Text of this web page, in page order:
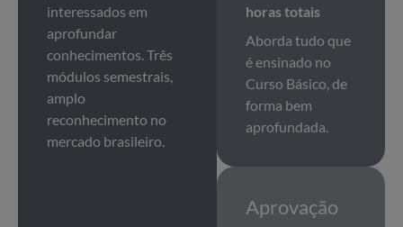
interessados em
aprofundar
conhecimentos. Três
módulos semestrais,
amplo
reconhecimento no
mercado brasileiro.
horas totais
Aborda tudo que
é ensinado no
Curso Básico, de
forma bem
aprofundada.
Aprovação